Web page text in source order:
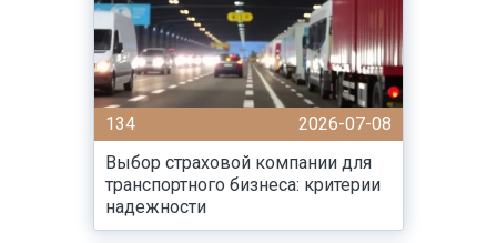
134
2026-07-08
Выбор страховой компании для
транспортного бизнеса: критерии
надежности